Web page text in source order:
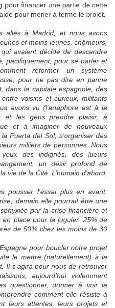
pour financer une partie de cette
pour mener à terme le projet.
allés à Madrid, et nous avons
et moins jeunes, chômeurs,
avaient décidé de descendre
pacifiquement, pour se parler et
réformer un système
pour ne pas dire en panne
dans la capitale espagnole, des
voisins et curieux, militants
avons vu (l’anaphore est à la
et les gens prendre plaisir, à
et à imaginer de nouveaux
Puerta del Sol, s’organiser des
milliers de personnes. Nous
des indignés, des lueurs
un désir profond de
vie de la Cité. L’humain d’abord,
pousser l’essai plus en avant.
demain elle pourrait être une
par la crise financière et
place pour la juguler. 25% de
de 50% chez les moins de 30
pour boucler notre projet
le mettre (naturellement) à la
Il s’agira pour nous de retrouver
aujourd’hui violemment
questionner, donner à voir la
comment elle résiste à
leurs attentes, leurs projets et